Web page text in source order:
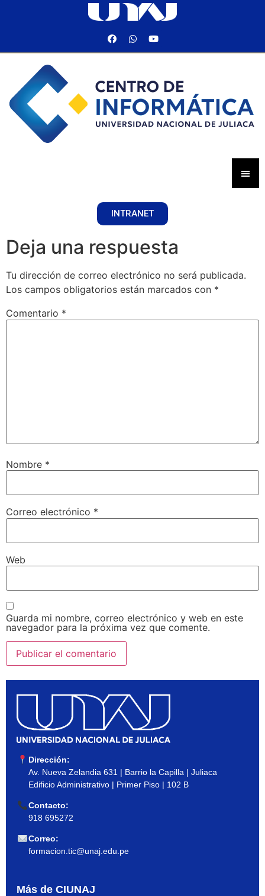
INTRANET
Deja una respuesta
Tu dirección de correo electrónico no será publicada.
Los campos obligatorios están marcados con *
Comentario *
Nombre *
Correo electrónico *
Web
Guarda mi nombre, correo electrónico y web en este
navegador para la próxima vez que comente.
Dirección:
Av. Nueva Zelandia 631 | Barrio la Capilla | Juliaca
Edificio Administrativo | Primer Piso | 102 B
Contacto:
918 695272
Correo:
formacion.tic@unaj.edu.pe
Más de CIUNAJ